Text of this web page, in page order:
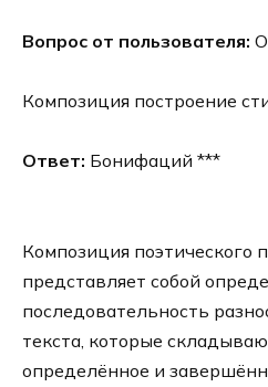
Вопрос от пользователя:
Композиция построение
Ответ: Бонифаций ***
Композиция поэтического
представляет собой
последовательность
текста, которые
определённое и